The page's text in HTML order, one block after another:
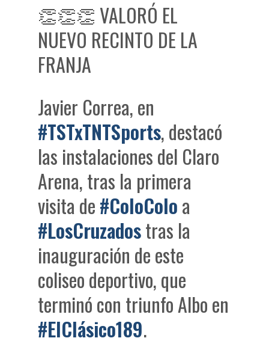
👏👏👏 VALORÓ EL
NUEVO RECINTO DE LA
FRANJA
Javier Correa, en
#TSTxTNTSports, destacó
las instalaciones del Claro
Arena, tras la primera
visita de#ColoColoa
#LosCruzadostras la
inauguración de este
coliseo deportivo, que
terminó con triunfo Albo en
#ElClásico189.